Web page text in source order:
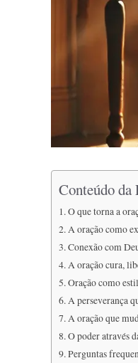
Conteúdo da
O que torna a
A oração como
Conexão com
A oração cura,
Oração como
A perseverança
A oração que
O poder através
Perguntas